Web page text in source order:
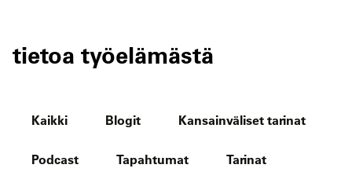
tietoa työelämästä
Kaikki Blogit Kansainväliset tarinat
Podcast Tapahtumat Tarinat